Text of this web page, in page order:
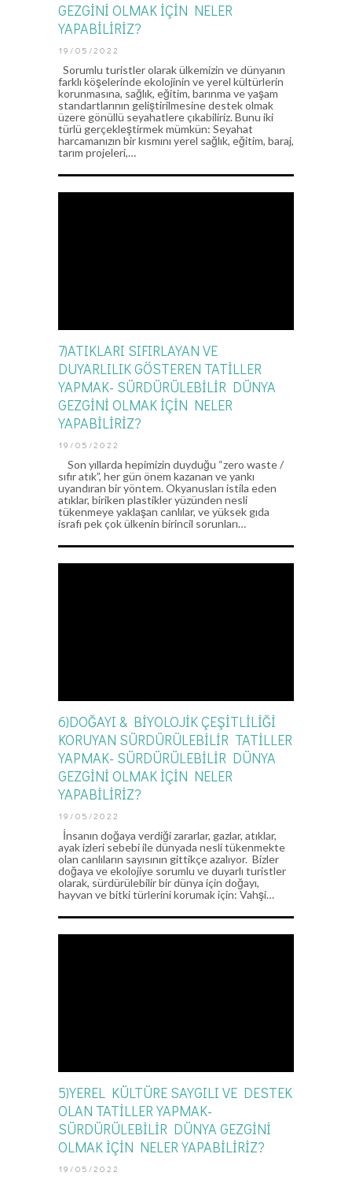
GEZGİNİ OLMAK İÇİN NELER
YAPABİLİRİZ?
19/05/2022
Sorumlu turistler olarak ülkemizin ve dünyanın
farklı köşelerinde ekolojinin ve yerel kültürlerin
korunmasına, sağlık, eğitim, barınma ve yaşam
standartlarının geliştirilmesine destek olmak
üzere gönüllü seyahatlere çıkabiliriz. Bunu iki
türlü gerçekleştirmek mümkün: Seyahat
harcamanızın bir kısmını yerel sağlık, eğitim, baraj,
tarım projeleri,…
7)ATIKLARI SIFIRLAYAN VE
DUYARLILIK GÖSTEREN TATİLLER
YAPMAK- SÜRDÜRÜLEBİLİR DÜNYA
GEZGİNİ OLMAK İÇİN NELER
YAPABİLİRİZ?
19/05/2022
Son yıllarda hepimizin duyduğu “zero waste /
sıfır atık”, her gün önem kazanan ve yankı
uyandıran bir yöntem. Okyanusları istila eden
atıklar, biriken plastikler yüzünden nesli
tükenmeye yaklaşan canlılar, ve yüksek gıda
israfı pek çok ülkenin birincil sorunları…
6)DOĞAYI & BİYOLOJİK ÇEŞİTLİLİĞİ
KORUYAN SÜRDÜRÜLEBİLİR TATİLLER
YAPMAK- SÜRDÜRÜLEBİLİR DÜNYA
GEZGİNİ OLMAK İÇİN NELER
YAPABİLİRİZ?
19/05/2022
İnsanın doğaya verdiği zararlar, gazlar, atıklar,
ayak izleri sebebi ile dünyada nesli tükenmekte
olan canlıların sayısının gittikçe azalıyor. Bizler
doğaya ve ekolojiye sorumlu ve duyarlı turistler
olarak, sürdürülebilir bir dünya için doğayı,
hayvan ve bitki türlerini korumak için: Vahşi…
5)YEREL KÜLTÜRE SAYGILI VE DESTEK
OLAN TATİLLER YAPMAK-
SÜRDÜRÜLEBİLİR DÜNYA GEZGİNİ
OLMAK İÇİN NELER YAPABİLİRİZ?
19/05/2022